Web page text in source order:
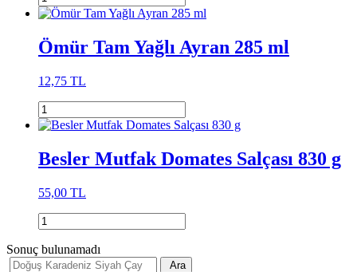
Ömür Tam Yağlı Ayran 285 ml
12,75 TL
Besler Mutfak Domates Salçası 830 g
55,00 TL
Sonuç bulunamadı
Ara